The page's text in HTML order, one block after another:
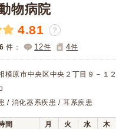
索
とは？
物病院
4.81 ？
件： 12件 4件
模原市中央区中央２丁目９－１２
/ 消化器系疾患 / 耳系疾患
間 月 火 水 木